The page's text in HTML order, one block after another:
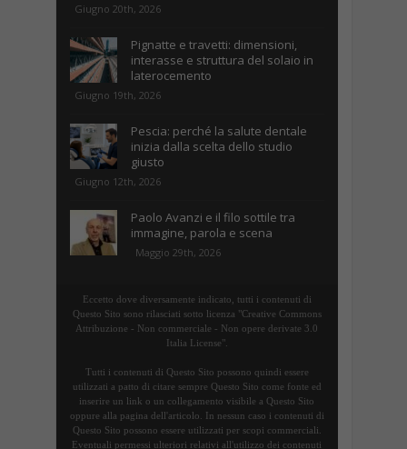
Giugno 20th, 2026
Pignatte e travetti: dimensioni,
interasse e struttura del solaio in
laterocemento
Giugno 19th, 2026
Pescia: perché la salute dentale
inizia dalla scelta dello studio
giusto
Giugno 12th, 2026
Paolo Avanzi e il filo sottile tra
immagine, parola e scena
Maggio 29th, 2026
Eccetto dove diversamente indicato, tutti i contenuti di
Questo Sito sono rilasciati sotto licenza "Creative Commons
Attribuzione - Non commerciale - Non opere derivate 3.0
Italia License".
Tutti i contenuti di Questo Sito possono quindi essere
utilizzati a patto di citare sempre Questo Sito come fonte ed
inserire un link o un collegamento visibile a Questo Sito
oppure alla pagina dell'articolo. In nessun caso i contenuti di
Questo Sito possono essere utilizzati per scopi commerciali.
Eventuali permessi ulteriori relativi all'utilizzo dei contenuti